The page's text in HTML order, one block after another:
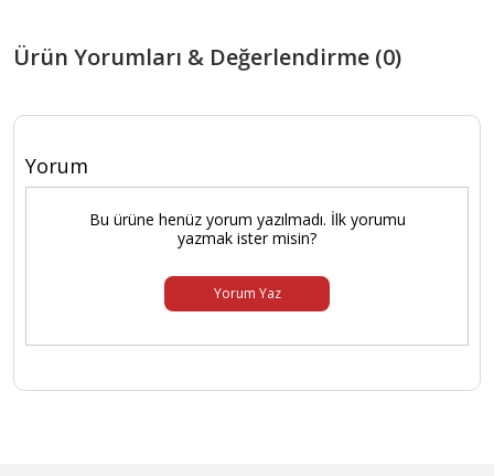
Ürün Yorumları & Değerlendirme (0)
Yorum
Bu ürüne henüz yorum yazılmadı. İlk yorumu
yazmak ister misin?
Yorum Yaz